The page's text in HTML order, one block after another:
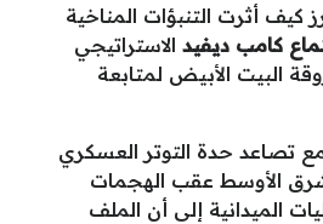
كيف أثرت التنبؤات المناخية
كامب ديفيد الاستراتيجي
البيت الأبيض لمتابعة
تصاعد حدة التوتر العسكري
الأوسط عقب الهجمات
الميدانية إلى أن الملف